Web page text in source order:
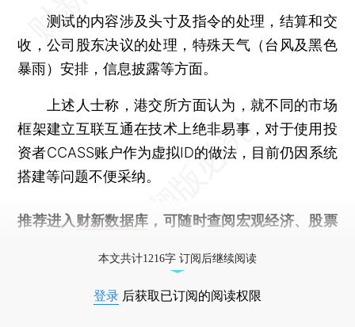
测试的内容涉及头寸及指令的处理，结算和交
收，公司股东决议的处理，特殊天气（台风及黑色
暴雨）安排，信息披露等方面。
上述人士称，港交所方面认为，就不同的市场
框架建立互联互通在技术上绝非易事，对于使用投
资者CCASS账户作为虚拟ID的做法，目前仍因系统
搭建等问题不便采纳。
推荐进入 财新数据库 ，可随时查阅宏观经济、股票
本文共计1216字 订阅后继续阅读
登录 后获取已订阅的阅读权限